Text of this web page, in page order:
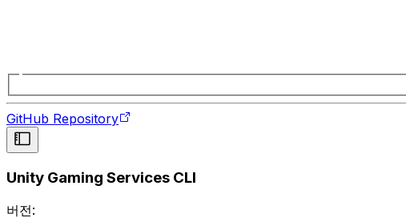
GitHub Repository
Unity Gaming Services CLI
버전: